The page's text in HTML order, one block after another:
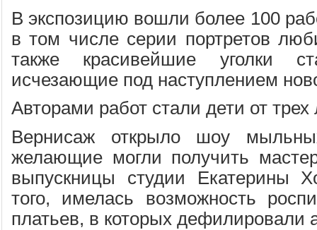
В экспозицию вошли более 100
в том числе серии портретов
также красивейшие уголки
исчезающие под наступлением
Авторами работ стали дети от трех
Вернисаж открыло шоу
желающие могли получить
выпускницы студии Екатерины
того, имелась возможность
платьев, в которых дефилировали